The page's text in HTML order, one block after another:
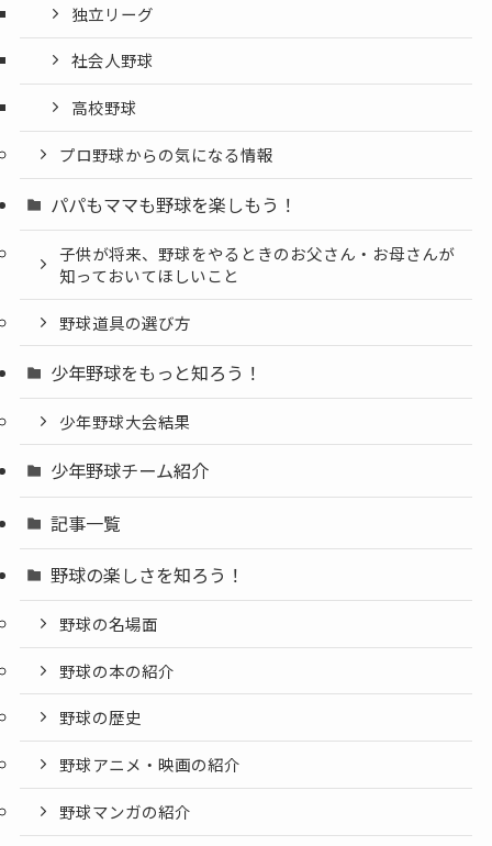
独立リーグ
社会人野球
高校野球
プロ野球からの気になる情報
パパもママも野球を楽しもう！
子供が将来、野球をやるときのお父さん・お母さんが
知っておいてほしいこと
野球道具の選び方
少年野球をもっと知ろう！
少年野球大会結果
少年野球チーム紹介
記事一覧
野球の楽しさを知ろう！
野球の名場面
野球の本の紹介
野球の歴史
野球アニメ・映画の紹介
野球マンガの紹介